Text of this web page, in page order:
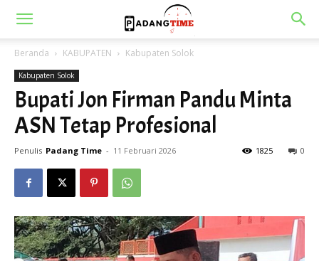
Beranda KABUPATEN Kabupaten Solok
Kabupaten Solok
Bupati Jon Firman Pandu Minta
ASN Tetap Profesional
Penulis Padang Time - 11 Februari 2026 0
1825